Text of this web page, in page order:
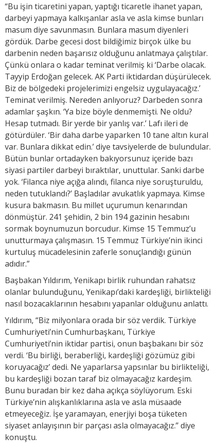
“Bu işin ticaretini yapan, yaptığı ticaretle ihanet yapan,
darbeyi yapmaya kalkışanlar asla ve asla kimse bunları
masum diye savunmasın. Bunlara masum diyenleri
gördük. Darbe gecesi dost bildiğimiz birçok ülke bu
darbenin neden başarısız olduğunu anlatmaya çalıştılar.
Çünkü onlara o kadar teminat verilmiş ki ‘Darbe olacak.
Tayyip Erdoğan gelecek. AK Parti iktidardan düşürülecek.
Biz de bölgedeki projelerimizi engelsiz uygulayacağız.’
Teminat verilmiş. Nereden anlıyoruz? Darbeden sonra
adamlar şaşkın. ‘Ya bize böyle denmemişti. Ne oldu?
Hesap tutmadı. Bir yerde bir yanlış var.’ Lafı ileri de
götürdüler. ‘Bir daha darbe yaparken 10 tane altın kural
var. Bunlara dikkat edin.’ diye tavsiyelerde de bulundular.
Bütün bunlar ortadayken bakıyorsunuz içeride bazı
siyasi partiler darbeyi bıraktılar, unuttular. Sanki darbe
yok. ‘Filanca niye açığa alındı, filanca niye soruşturuldu,
neden tutuklandı?’ Başladılar avukatlık yapmaya. Kimse
kusura bakmasın. Bu millet uçurumun kenarından
dönmüştür. 241 şehidin, 2 bin 194 gazinin hesabını
sormak boynumuzun borcudur. Kimse 15 Temmuz’u
unutturmaya çalışmasın. 15 Temmuz Türkiye’nin ikinci
kurtuluş mücadelesinin zaferle sonuçlandığı günün
adıdır.”
Başbakan Yıldırım, Yenikapı birlik ruhundan rahatsız
olanlar bulunduğunu, Yenikapı’daki kardeşliği, birlikteliği
nasıl bozacaklarının hesabını yapanlar olduğunu anlattı.
Yıldırım, “Biz milyonlara orada bir söz verdik. Türkiye
Cumhuriyeti’nin Cumhurbaşkanı, Türkiye
Cumhuriyeti’nin iktidar partisi, onun başbakanı bir söz
verdi. ‘Bu birliği, beraberliği, kardeşliği gözümüz gibi
koruyacağız’ dedi. Ne yaparlarsa yapsınlar bu birlikteliği,
bu kardeşliği bozan taraf biz olmayacağız kardeşim.
Bunu buradan bir kez daha açıkça söylüyorum. Eski
Türkiye’nin alışkanlıklarına asla ve asla müsaade
etmeyeceğiz. İşe yaramayan, enerjiyi boşa tüketen
siyaset anlayışının bir parçası asla olmayacağız.” diye
konuştu.